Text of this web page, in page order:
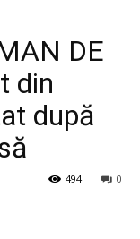
DE
din
după
0
494